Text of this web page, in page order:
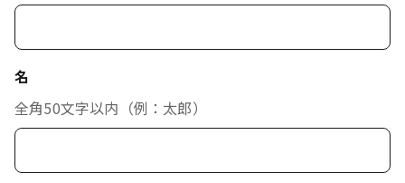
名
全角50文字以内（例：太郎）